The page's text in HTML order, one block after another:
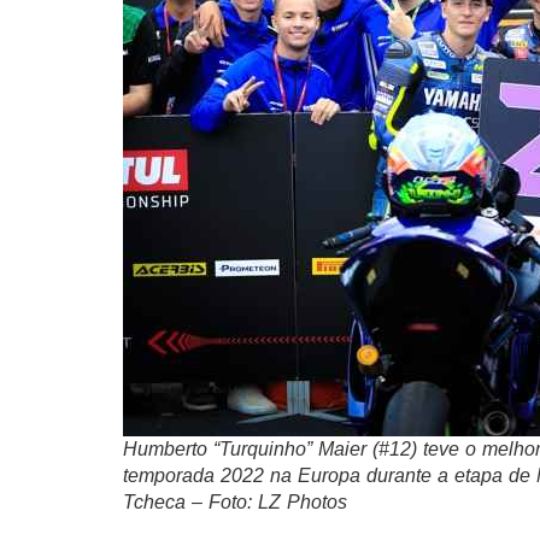
Humberto “Turquinho” Maier (#12) teve o
temporada 2022 na Europa durante a etapa de
Tcheca – Foto: LZ Photos